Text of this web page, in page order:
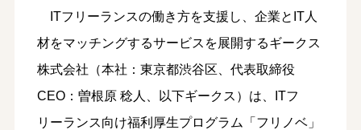
ITフリーランスの働き方を支援し、企業とIT人
材をマッチングするサービスを展開するギークス
株式会社（本社：東京都渋谷区、代表取締役
CEO：曽根原 稔人、以下ギークス）は、ITフ
リーランス向け福利厚生プログラム「フリノベ」